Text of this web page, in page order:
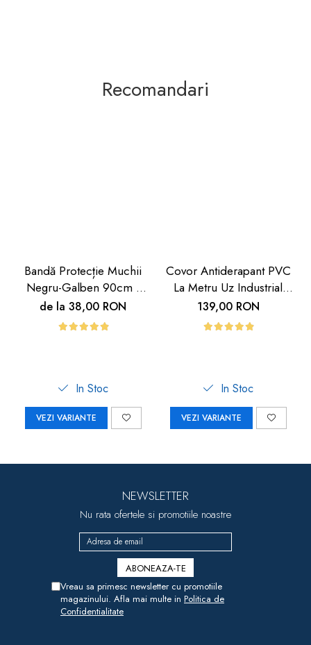
Recomandari
Bandă Protecție Muchii
Negru-Galben 90cm |
Carboysafety
de la 38,00 RON
In Stoc
VEZI VARIANTE
Covor Antiderapant PVC
La Metru Uz Industrial
Hoteluri | Carboysafety
139,00 RON
In Stoc
VEZI VARIANTE
NEWSLETTER
Nu rata ofertele si promotiile noastre
Vreau sa primesc newsletter cu promotiile
magazinului. Afla mai multe in Politica de
Confidentialitate